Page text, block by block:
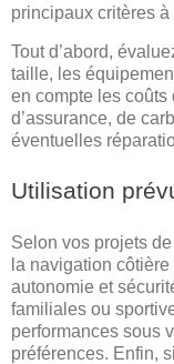
principaux critères
Tout d’abord,
taille, les
en compte les coûts
d’assurance, de
éventuelles
Utilisation
Selon vos projets
la navigation
autonomie et
familiales ou
performances sous
préférences. Enfin,